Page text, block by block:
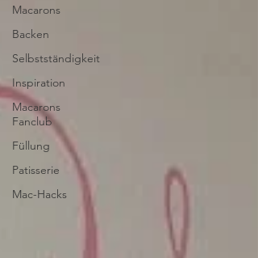
Macarons
Backen
Selbstständigkeit
Inspiration
Macarons
Fanclub
Füllung
Patisserie
Mac-Hacks